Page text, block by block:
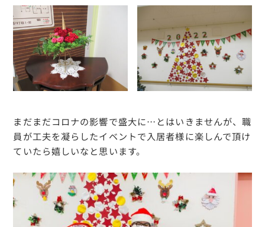
まだまだコロナの影響で盛大に…とはいきませんが、職
員が工夫を凝らしたイベントで入居者様に楽しんで頂け
ていたら嬉しいなと思います。